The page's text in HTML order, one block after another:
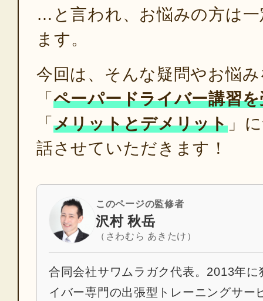
…と言われ、お悩みの方は
ます。
今回は、そんな疑問やお悩
「 ペーパードライバー講習
「 メリットとデメリット」
話させていただきます！
このページの監修者
沢村 秋岳
（さわむら あきたけ）
合同会社サワムラガク代表。2013年
イバー専門の出張型トレーニングサー